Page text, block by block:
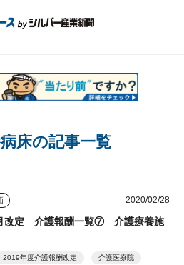
床の記事一覧
2020/02/28
改定 介護報酬一覧⑦ 介護療養施
2019年度介護報酬改定 介護医療院